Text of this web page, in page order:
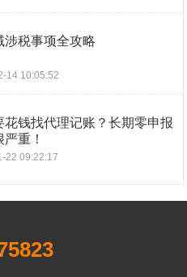
涉税事项全攻略
14 10:05:52
花钱找代理记账？长期零申报
严重！
22 09:22:17